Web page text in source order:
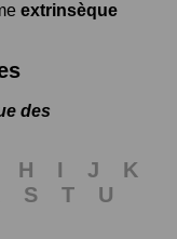
extrinsèque
des
H I J
K
S T
U